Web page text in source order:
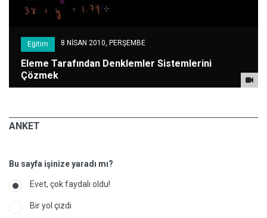
Eğitim 8 NİSAN 2010, PERŞEMBE
Eleme Tarafından Denklemler Sistemlerini
Çözmek
ANKET
Bu sayfa işinize yaradı mı?
Evet, çok faydalı oldu!
Bir yol çizdi